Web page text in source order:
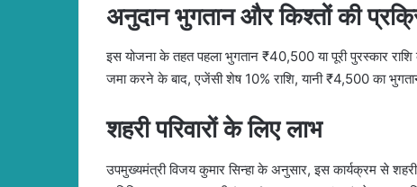
अनुदान भुगतान और किश्तों की
इस योजना के तहत पहला भुगतान ₹40,500 या पूरी पुरस्कार राशि का
जमा करने के बाद, एजेंसी शेष 10% राशि, यानी ₹4,500 का
शहरी परिवारों के लिए लाभ
उपमुख्यमंत्री विजय कुमार सिन्हा के अनुसार, इस कार्यक्रम से